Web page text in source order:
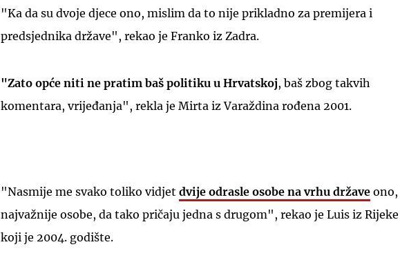
"Ka da su dvoje djece ono, mislim da to nije prikladno za premijera i
predsjednika države", rekao je Franko iz Zadra.
"Zato opće niti ne pratim baš politiku u Hrvatskoj, baš zbog takvih
komentara, vrijeđanja", rekla je Mirta iz Varaždina rođena 2001.
"Nasmije me svako toliko vidjet dvije odrasle osobe na vrhu države ono,
najvažnije osobe, da tako pričaju jedna s drugom", rekao je Luis iz Rijeke
koji je 2004. godište.